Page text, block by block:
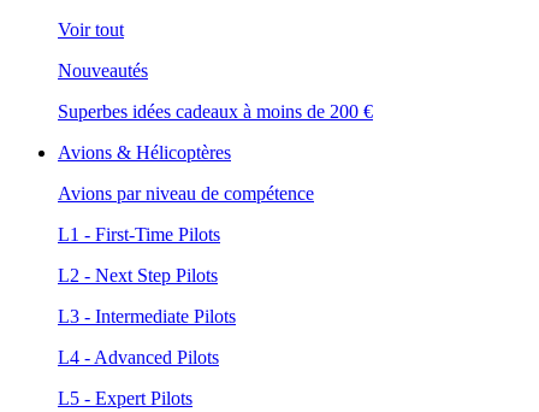
Voir tout
Nouveautés
Superbes idées cadeaux à moins de 200 €
Avions & Hélicoptères
Avions par niveau de compétence
L1 - First-Time Pilots
L2 - Next Step Pilots
L3 - Intermediate Pilots
L4 - Advanced Pilots
L5 - Expert Pilots